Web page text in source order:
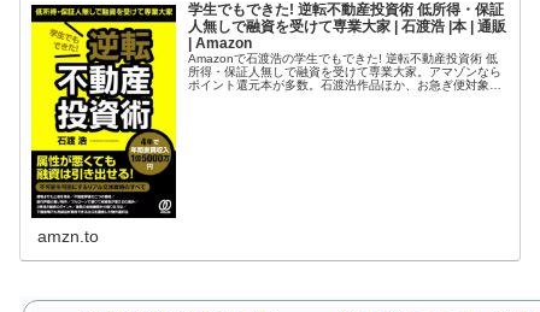
学生でもできた! 逆転不動産投資術 低所得・保証
人無しで融資を受けて専業大家 | 石渡浩 |本 | 通販
| Amazon
Amazonで石渡浩の学生でもできた! 逆転不動産投資術 低
所得・保証人無しで融資を受けて専業大家。アマゾンなら
ポイント還元本が多数。石渡浩作品ほか、お急ぎ便対象商
amzn.to